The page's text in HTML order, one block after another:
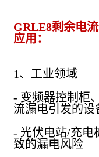
GRLE8剩余电
应用：
1、工业领域
- 变频器控制柜
流漏电引发的设
- 光伏电站/充电
致的漏电风险